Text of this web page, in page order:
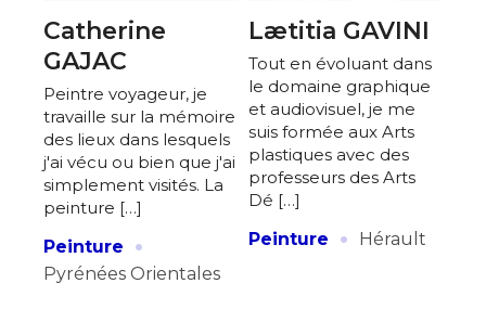
Catherine
GAJAC
Peintre voyageur, je
travaille sur la mémoire
des lieux dans lesquels
j'ai vécu ou bien que j'ai
simplement visités. La
peinture […]
Peinture
·
Pyrénées Orientales
Lætitia GAVINI
Tout en évoluant dans
le domaine graphique
et audiovisuel, je me
suis formée aux Arts
plastiques avec des
professeurs des Arts
Dé […]
Peinture
· Hérault